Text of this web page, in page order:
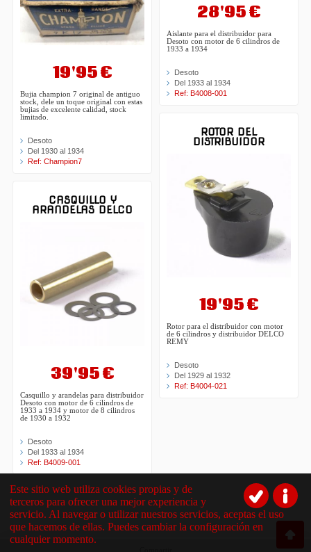
19'95 €
Bujia champion 7 original de antiguo
stock, dele un toque original con estas
bujias de excelente calidad, stock
limitado.
Desoto
Del 1930 al 1934
Ref: Champion7
CASQUILLO Y
ARANDELAS DELCO
39'95 €
Casquillo y arandelas para distribuidor
Desoto con motor de 6 cilindros de
1933 a 1934 y motor de 8 cilindros
de 1930 a 1932
Desoto
Del 1933 al 1934
Ref: B4009-001
28'95 €
Aislante para el distribuidor para
Desoto con motor de 6 cilindros de
1933 a 1934
Desoto
Del 1933 al 1934
Ref: B4008-001
ROTOR DEL
DISTRIBUIDOR
19'95 €
Rotor para el distribuidor con motor
de 6 cilindros y distribuidor DELCO
REMY
Desoto
Del 1929 al 1932
Ref: B4004-021
Este sitio web utiliza cookies propias y de
terceros para ofrecer una mejor experiencia y
servicio. Al navegar o utilizar nuestros servicios, aceptas el uso
que hacemos de ellas. Puedes cambiar la configuración en
cualquier momento.